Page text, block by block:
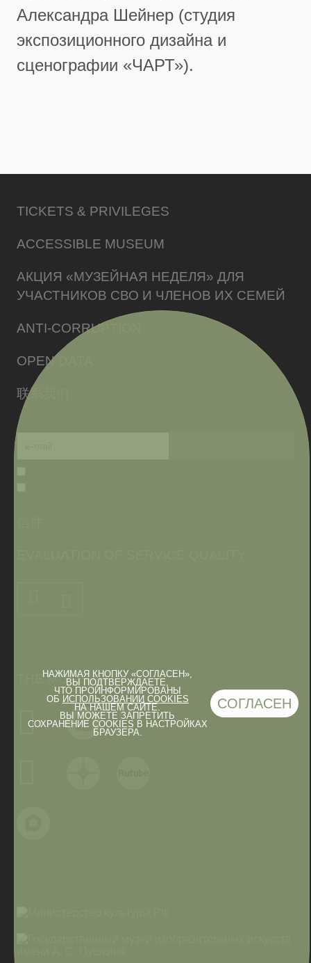
Александра Шейнер (студия
экспозиционного дизайна и
сценографии «ЧАРТ»).
НАЖИМАЯ КНОПКУ «СОГЛАСЕН»,
ВЫ ПОДТВЕРЖДАЕТЕ,
ЧТО ПРОИНФОРМИРОВАНЫ
ОБ ИСПОЛЬЗОВАНИИ COOKIES
НА НАШЕМ САЙТЕ.
ВЫ МОЖЕТЕ ЗАПРЕТИТЬ
СОХРАНЕНИЕ COOKIES В НАСТРОЙКАХ
БРАУЗЕРА.
СОГЛАСЕН
TICKETS & PRIVILEGES
ACCESSIBLE MUSEUM
АКЦИЯ «МУЗЕЙНАЯ НЕДЕЛЯ» ДЛЯ
УЧАСТНИКОВ СВО И ЧЛЕНОВ ИХ СЕМЕЙ
ANTI-CORRUPTION
OPEN DATA
联系我们
THE MUSEUM IN